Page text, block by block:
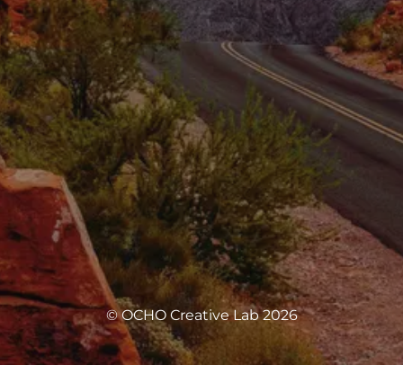
© OCHO Creative Lab 2026